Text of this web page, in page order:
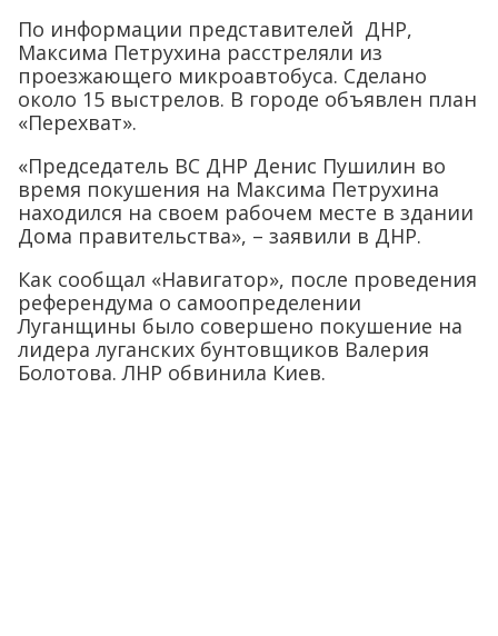
По информации представителей ДНР,
Максима Петрухина расстреляли из
проезжающего микроавтобуса. Сделано
около 15 выстрелов. В городе объявлен план
«Перехват».
«Председатель ВС ДНР Денис Пушилин во
время покушения на Максима Петрухина
находился на своем рабочем месте в здании
Дома правительства», – заявили в ДНР.
Как сообщал «Навигатор», после проведения
референдума о самоопределении
Луганщины было совершено покушение на
лидера луганских бунтовщиков Валерия
Болотова. ЛНР обвинила Киев.